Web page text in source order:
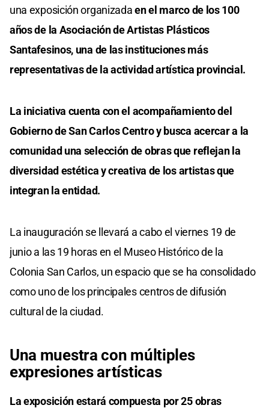
una exposición organizadaen el marco de los 100
años de la Asociación de Artistas Plásticos
Santafesinos, una de las instituciones más
representativas de la actividad artística provincial.
La iniciativa cuenta con el acompañamiento del
Gobierno de San Carlos Centro y busca acercar a la
comunidad una selección de obras que reflejan la
diversidad estética y creativa de los artistas que
integran la entidad.
La inauguración se llevará a cabo el viernes 19 de
junio a las 19 horas en el Museo Histórico de la
Colonia San Carlos, un espacio que se ha consolidado
como uno de los principales centros de difusión
cultural de la ciudad.
Una muestra con múltiples
expresiones artísticas
La exposición estará compuesta por 25 obras